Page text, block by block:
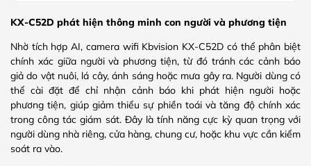
KX-C52D phát hiện thông minh con người và phương tiện
Nhờ tích hợp AI, camera wifi Kbvision KX-C52D có thể phân biệt
chính xác giữa người và phương tiện, từ đó tránh các cảnh báo
giả do vật nuôi, lá cây, ánh sáng hoặc mưa gây ra. Người dùng có
thể cài đặt để chỉ nhận cảnh báo khi phát hiện người hoặc
phương tiện, giúp giảm thiểu sự phiền toái và tăng độ chính xác
trong công tác giám sát. Đây là tính năng cực kỳ quan trọng với
người dùng nhà riêng, cửa hàng, chung cư, hoặc khu vực cần kiểm
soát ra vào.